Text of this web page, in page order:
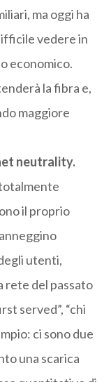
ma oggi ha
vedere in
economico.
la fibra e,
maggiore
neutrality.
il proprio
utenti,
rete del passato
served”, “chi
ci sono due
una scarica